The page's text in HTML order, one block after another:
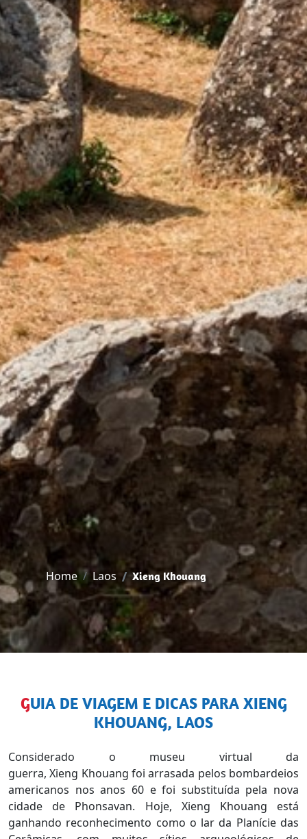
Home Laos Xieng Khouang
GUIA DE VIAGEM E DICAS PARA XIENG
KHOUANG, LAOS
Considerado o museu virtual da
guerra, Xieng Khouang foi arrasada pelos bombardeios
americanos nos anos 60 e foi substituída pela nova
cidade de Phonsavan. Hoje, Xieng Khouang está
ganhando reconhecimento como o lar da Planície das